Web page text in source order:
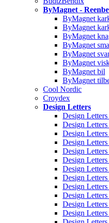
ByMagnet -
ByMagnet
ByMagnet
ByMagnet
ByMagnet
ByMagnet
ByMagnet
ByMagnet bil
ByMagnet
Cool Nordic
Croydex
Design Letters
Design
Design
Design
Design
Design
Design
Design Letters
Design
Design Letters
Design Letters
Design
Design